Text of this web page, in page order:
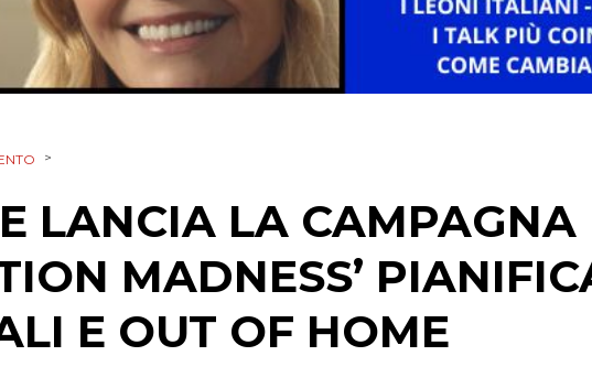
CINEMA
>
LANCIA LA CAMPAGNA
MADNESS’
E OUT OF HOME